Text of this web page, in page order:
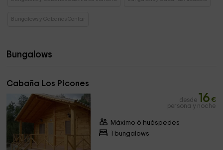
Bungalows y Cabañas Gontar
Bungalows
Cabaña Los Picones
desde 16 €
persona y noche
Máximo 6 huéspedes
1 bungalows